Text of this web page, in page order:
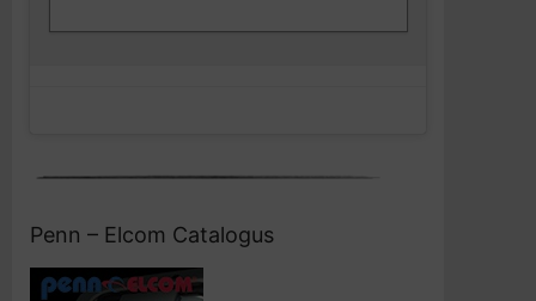
Penn – Elcom Catalogus